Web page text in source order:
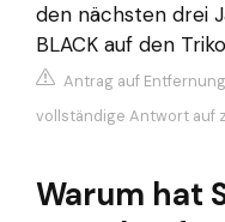
den nächsten drei
BLACK auf den
Antrag auf
vollständige Antwort auf
Warum hat